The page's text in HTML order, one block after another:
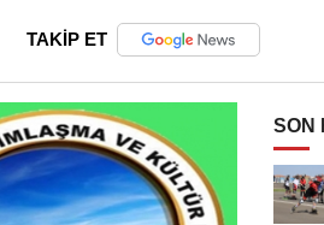
TAKİP ET
SON